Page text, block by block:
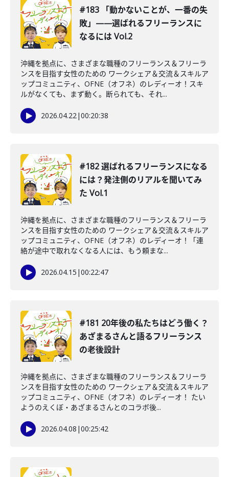
#183 「動かないことが、一番の失
敗」——選ばれるフリーランスに
なるには Vol.2
沖縄を拠点に、さまざまな職種のフリーランス＆フリーラ
ンスを目指す女性のための ワークシェア＆交流＆スキルア
ップコミュニティ、OFNE（オフネ）のレディーオ！スキ
ルがなくても、まず動く。断られても、それ...
2026.04.22|00:20:38
#182 選ばれるフリーランスになる
には？発注側のリアルを聞いてみ
た Vol.1
沖縄を拠点に、さまざまな職種のフリーランス＆フリーラ
ンスを目指す女性のための ワークシェア＆交流＆スキルア
ップコミュニティ、OFNE（オフネ）のレディーオ！「連
絡が途中で取れなくなる人には、もう頼まな...
2026.04.15 |00:22:47
#181 20年後の私たちはどう働く？
あざまるさんと語るフリーランス
の老後設計
沖縄を拠点に、さまざまな職種のフリーランス＆フリーラ
ンスを目指す女性のための ワークシェア＆交流＆スキルア
ップコミュニティ、OFNE（オフネ）のレディーオ！ たい
ようのえくぼ・あざまるさんとのコラボ後...
2026.04.08 |00:25:42